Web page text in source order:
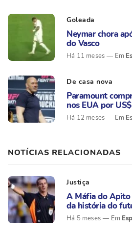
Goleada
Neymar chora
do Vasco
Há 11 meses
De casa nova
Paramount
nos EUA por
Há 12 meses
NOTÍCIAS RELACIONADAS
Justiça
A Máfia do Apito
da história do
Há 5 meses